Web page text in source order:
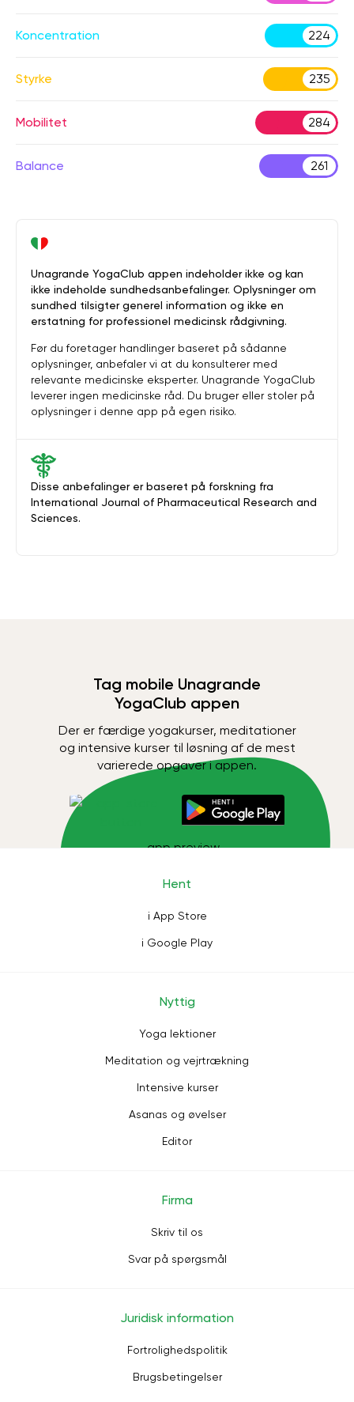
Koncentration 224
Styrke 235
Mobilitet 284
Balance 261
Disse anbefalinger er baseret på forskning fra
International Journal of Pharmaceutical Research and
Sciences.
Unagrande YogaClub appen indeholder ikke og kan
ikke indeholde sundhedsanbefalinger. Oplysninger om
sundhed tilsigter generel information og ikke en
erstatning for professionel medicinsk rådgivning.
Før du foretager handlinger baseret på sådanne
oplysninger, anbefaler vi at du konsulterer med
relevante medicinske eksperter. Unagrande YogaClub
leverer ingen medicinske råd. Du bruger eller stoler på
oplysninger i denne app på egen risiko.
Tag mobile Unagrande
YogaClub appen
Der er færdige yogakurser, meditationer
og intensive kurser til løsning af de mest
varierede opgaver i appen.
Hent
i App Store
i Google Play
Nyttig
Yoga lektioner
Meditation og vejrtrækning
Intensive kurser
Asanas og øvelser
Editor
Firma
Skriv til os
Svar på spørgsmål
Juridisk information
Fortrolighedspolitik
Brugsbetingelser